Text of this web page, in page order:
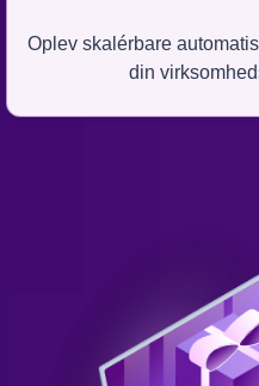
Oplev skalérbare
din